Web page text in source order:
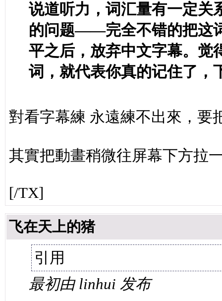
说道听力，词汇量有一定关
的问题——完全不错的把这
平之后，放弃中文字幕。觉
词，就代表你真的记住了，
對看字幕練 永遠練不出來，要
其實把動畫稍微往屏幕下方拉
[/TX]
飞在天上的猪
引用
最初由 linhui 发布